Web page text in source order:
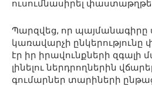
ուսումնասիրել
Պարզվեց, որ պայմանագիրը
կառավարչի
էր իր իրավունքների զգալի
լինելու ներդրողներին
գումարներ տարիների